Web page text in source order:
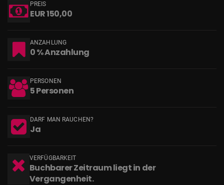
PREIS
EUR 150,00
ANZAHLUNG
0 % Anzahlung
PERSONEN
5 Personen
DARF MAN RAUCHEN?
Ja
VERFÜGBARKEIT
Buchbarer Zeitraum liegt in der
Vergangenheit.